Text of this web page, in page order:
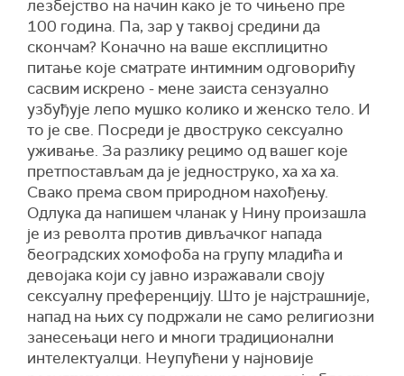
лезбејство на начин како је то чињено пре
100 година. Па, зар у таквој средини да
скончам? Коначно на ваше експлицитно
питање које сматрате интимним одговорићу
сасвим искрено - мене заиста сензуално
узбуђује лепо мушко колико и женско тело. И
то је све. Посреди је двоструко сексуално
уживање. За разлику рецимо од вашег које
претпостављам да је једноструко, ха ха ха.
Свако према свом природном нахођењу.
Одлука да напишем чланак у Нину произашла
је из револта против дивљачког напада
београдских хомофоба на групу младића и
девојака који су јавно изражавали своју
сексуалну преференцију. Што је најстрашније,
напад на њих су подржали не само религиозни
занесењаци него и многи традиционални
интелектуалци. Неупућени у најновије